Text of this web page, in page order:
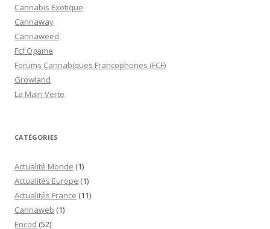
Cannabis Exotique
Cannaway
Cannaweed
Fcf Ogame
Forums Cannabiques Francophones (FCF)
Growland
La Main Verte
CATÉGORIES
Actualité Monde (1)
Actualités Europe (1)
Actualités France (11)
Cannaweb (1)
Encod (52)